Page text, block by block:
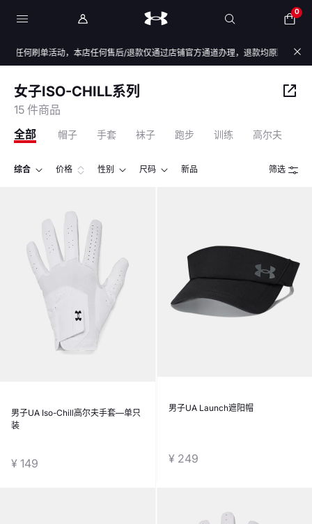
0
何刷单活动，本店任何售后/退款仅通过店铺官方通道办理，退款均原路退回
女子ISO-CHILL系列
15 件商品
全部
帽子 手套 袜子 跑步 训练 高尔夫
综合 价格 性别 尺码 新品 筛选
男子UA Iso-Chill高尔夫手套—单只
装
¥ 149
男子UA Launch遮阳帽
¥ 249